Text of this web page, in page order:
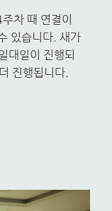
차 때 연결이
있습니다. 새가
대일이 진행되
진행됩니다.